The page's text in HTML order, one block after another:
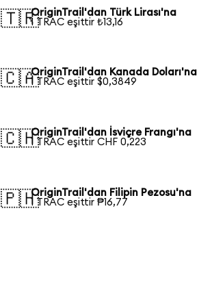
🇹🇷OriginTrail'dan Türk Lirası'na
1 TRAC eşittir ₺13,16
🇨🇦OriginTrail'dan Kanada Doları'na
1 TRAC eşittir $0,3849
🇨🇭OriginTrail'dan İsviçre Frangı'na
1 TRAC eşittir CHF 0,223
🇵🇭OriginTrail'dan Filipin Pezosu'na
1 TRAC eşittir ₱16,77